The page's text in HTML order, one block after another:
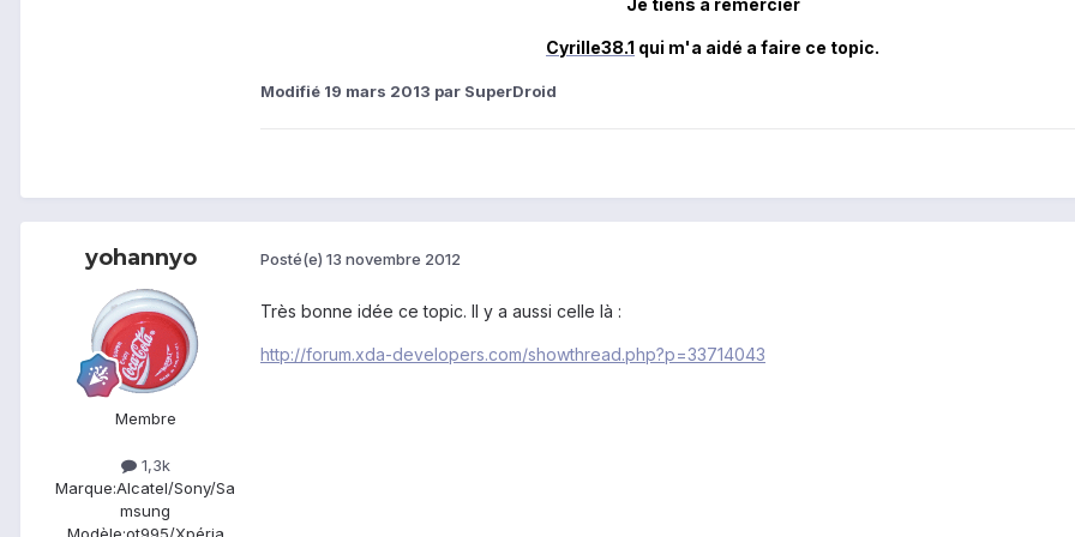
Cyrille38.1 qui m'a aidé a faire ce topic.
Modifié 19 mars 2013 par SuperDroid
yohannyo
Membre
1,3k
Marque:Alcatel/Sony/Sa
msung
Posté(e) 13 novembre 2012
Très bonne idée ce topic. Il y a aussi celle là :
http://forum.xda-developers.com/showthread.php?p=33714043